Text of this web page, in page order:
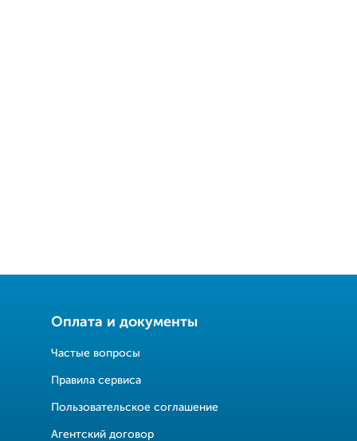
Оплата и документы
Частые вопросы
Правила сервиса
Пользовательское соглашение
Агентский договор